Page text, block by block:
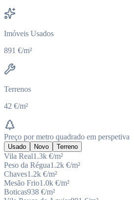
Imóveis Usados
891 €/m²
Terrenos
42 €/m²
Preço por metro quadrado em perspetiva
Usado Novo Terreno
Vila Real1.3k €/m²
Peso da Régua1.2k €/m²
Chaves1.2k €/m²
Mesão Frio1.0k €/m²
Boticas938 €/m²